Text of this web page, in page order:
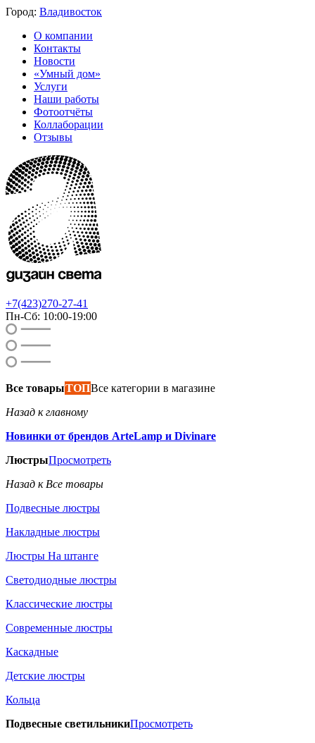
Город: Владивосток
О компании
Контакты
Новости
«Умный дом»
Услуги
Наши работы
Фотоотчёты
Коллаборации
Отзывы
+7(423)270-27-41
Пн-Сб: 10:00-19:00
Все товарыТОПВсе категории в магазине
Назад к главному
Новинки от брендов ArteLamp и Divinare
ЛюстрыПросмотреть
Назад к Все товары
Подвесные люстры
Накладные люстры
Люстры На штанге
Светодиодные люстры
Классические люстры
Современные люстры
Каскадные
Детские люстры
Кольца
Подвесные светильникиПросмотреть